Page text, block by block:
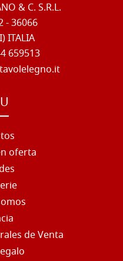
& C. S.R.L.
- 36066
ITALIA
659513
oferta
de Venta